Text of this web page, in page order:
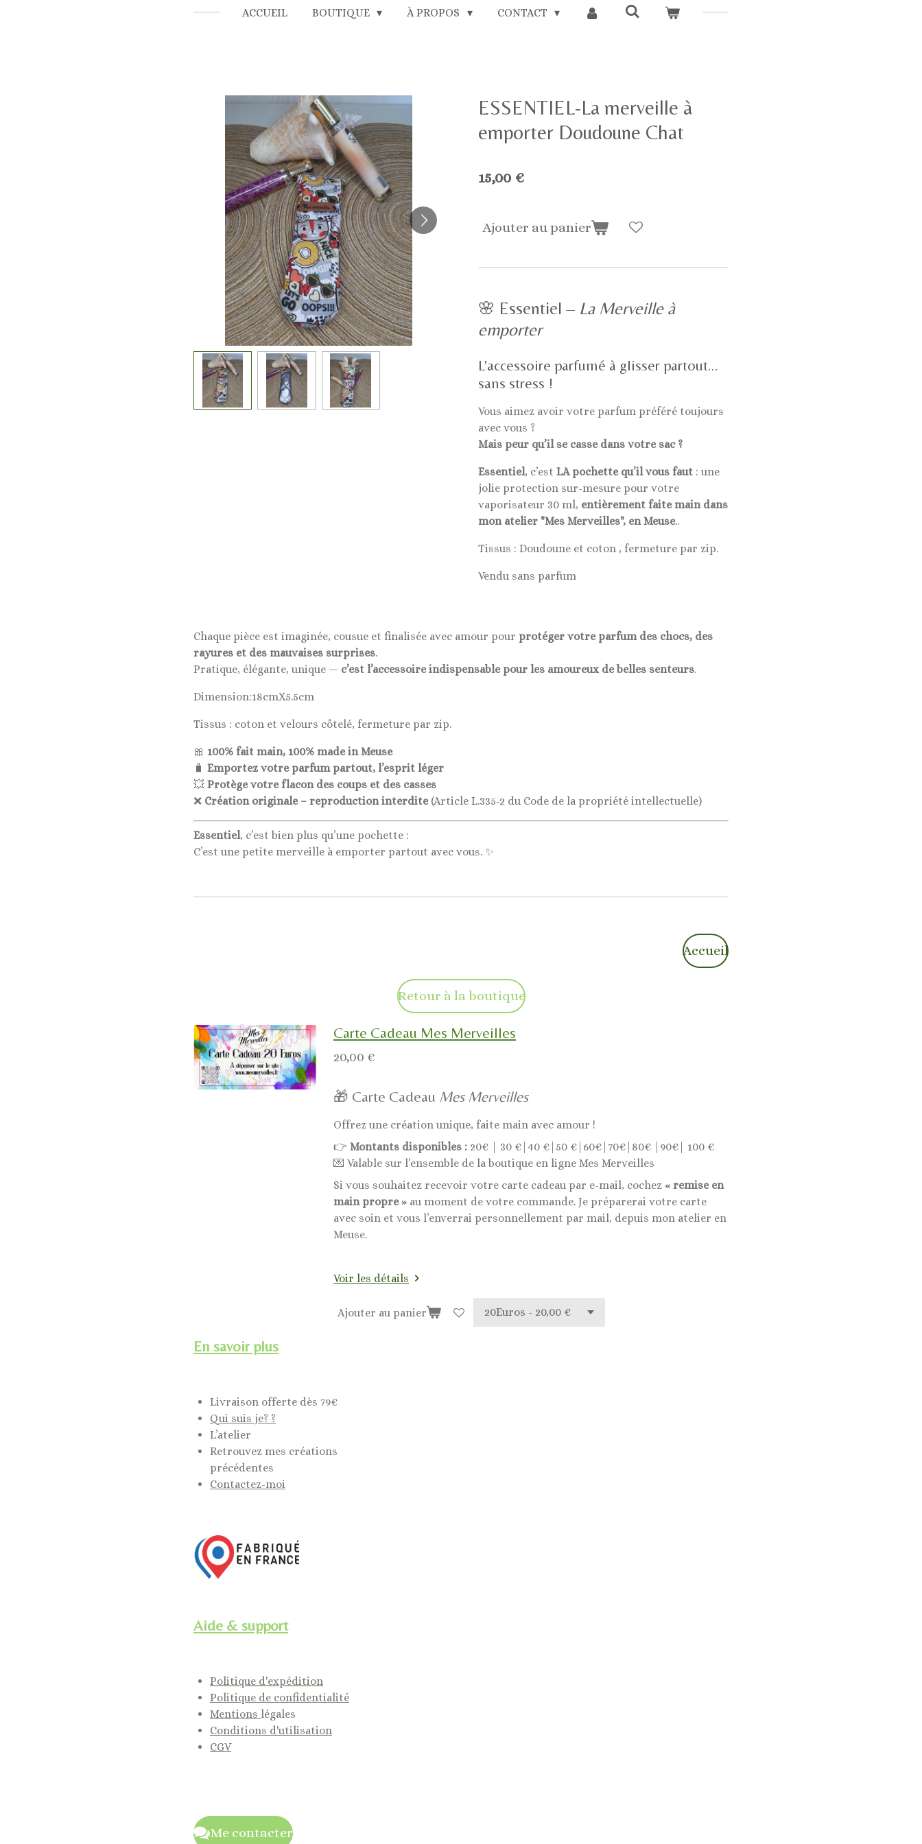
ACCUEIL BOUTIQUE À PROPOS CONTACT
ESSENTIEL-La merveille à
emporter Doudoune Chat
15,00 €
Ajouter au panier
🌸 Essentiel – La Merveille à
emporter
L'accessoire parfumé à glisser partout…
sans stress !
Vous aimez avoir votre parfum préféré toujours
avec vous ?
Mais peur qu’il se casse dans votre sac ?
Essentiel, c’est LA pochette qu’il vous faut : une
jolie protection sur-mesure pour votre
vaporisateur 30 ml, entièrement faite main dans
mon atelier "Mes Merveilles", en Meuse..
Tissus : Doudoune et coton , fermeture par zip.
Vendu sans parfum
Chaque pièce est imaginée, cousue et finalisée avec amour pour protéger votre parfum des chocs, des
rayures et des mauvaises surprises.
Pratique, élégante, unique — c’est l’accessoire indispensable pour les amoureux de belles senteurs.
Dimension:18cmX5.5cm
Tissus : coton et velours côtelé, fermeture par zip.
🎀 100% fait main, 100% made in Meuse
🧳 Emportez votre parfum partout, l’esprit léger
💥 Protège votre flacon des coups et des casses
❌ Création originale – reproduction interdite(Article L.335-2 du Code de la propriété intellectuelle)
Essentiel, c’est bien plus qu’une pochette :
C’est une petite merveille à emporter partout avec vous. ✨
Accueil
Retour à la boutique
Carte Cadeau Mes Merveilles
20,00 €
🎁 Carte Cadeau Mes Merveilles
Offrez une création unique, faite main avec amour !
👉 Montants disponibles : 20€ | 30 €|40 €|50 €|60€|70€|80€ |90€| 100 €
💌 Valable sur l’ensemble de la boutique en ligne Mes Merveilles
Si vous souhaitez recevoir votre carte cadeau par e-mail, cochez « remise en
main propre » au moment de votre commande. Je préparerai votre carte
avec soin et vous l’enverrai personnellement par mail, depuis mon atelier en
Meuse.
Voir les détails
Ajouter au panier
En savoir plus
Livraison offerte dès 79€
Qui suis je? ?
L’atelier
Retrouvez mes créations
précédentes
Contactez-moi
Aide & support
Politique d'expédition
Politique de confidentialité
Mentions légales
Conditions d'utilisation
CGV
Me contacter